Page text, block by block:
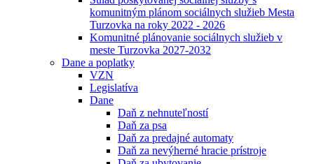
komunitným plánom sociálnych služieb Mesta
Turzovka na roky 2022 - 2026
Komunitné plánovanie sociálnych služieb v
meste Turzovka 2027-2032
Dane a poplatky
VZN
Legislatíva
Dane
Daň z nehnuteľností
Daň za psa
Daň za predajné automaty
Daň za nevýherné hracie prístroje